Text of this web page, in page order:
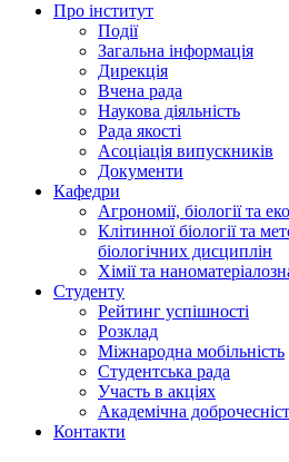
Про інститут
Події
Загальна інформація
Дирекція
Вчена рада
Наукова діяльність
Рада якості
Асоціація випускників
Документи
Кафедри
Агрономії, біології та
Клітинної біології та
біологічних дисциплін
Хімії та
Студенту
Рейтинг успішності
Розклад
Міжнародна мобільність
Студентська рада
Участь в акціях
Академічна
Контакти